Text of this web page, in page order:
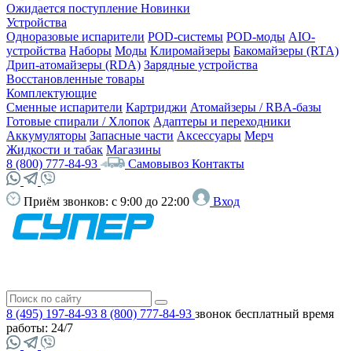
Ожидается поступление Новинки
Устройства
Одноразовые испарители POD-системы POD-моды AIO-
устройства Наборы Моды Клиромайзеры Бакомайзеры (RTA)
Дрип-атомайзеры (RDA) Зарядные устройства
Восстановленные товары
Комплектующие
Сменные испарители Картриджи Атомайзеры / RBA-базы
Готовые спирали / Хлопок Адаптеры и переходники
Аккумуляторы Запасные части Аксессуары Мерч
Жидкости и табак Магазины
8 (800) 777-84-93
Самовывоз Контакты
Приём звонков: с 9:00 до 22:00 Вход
8 (495) 197-84-93 8 (800) 777-84-93 звонок бесплатный время
работы: 24/7